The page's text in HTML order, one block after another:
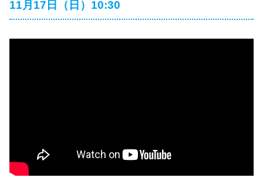
11月17日（日）10:30